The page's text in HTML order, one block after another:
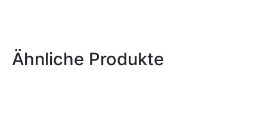
Ähnliche Produkte